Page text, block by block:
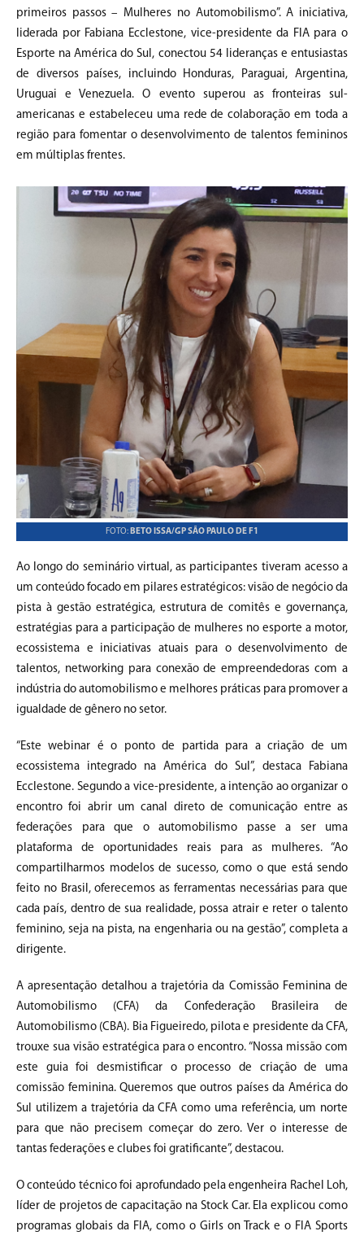
primeiros passos – Mulheres no Automobilismo”. A iniciativa,
liderada por Fabiana Ecclestone, vice-presidente da FIA para o
Esporte na América do Sul, conectou 54 lideranças e entusiastas
de diversos países, incluindo Honduras, Paraguai, Argentina,
Uruguai e Venezuela. O evento superou as fronteiras sul-
americanas e estabeleceu uma rede de colaboração em toda a
região para fomentar o desenvolvimento de talentos femininos
em múltiplas frentes.
FOTO: BETO ISSA/GP SÃO PAULO DE F1
Ao longo do seminário virtual, as participantes tiveram acesso a
um conteúdo focado em pilares estratégicos: visão de negócio da
pista à gestão estratégica, estrutura de comitês e governança,
estratégias para a participação de mulheres no esporte a motor,
ecossistema e iniciativas atuais para o desenvolvimento de
talentos, networking para conexão de empreendedoras com a
indústria do automobilismo e melhores práticas para promover a
igualdade de gênero no setor.
“Este webinar é o ponto de partida para a criação de um
ecossistema integrado na América do Sul”, destaca Fabiana
Ecclestone. Segundo a vice-presidente, a intenção ao organizar o
encontro foi abrir um canal direto de comunicação entre as
federações para que o automobilismo passe a ser uma
plataforma de oportunidades reais para as mulheres. “Ao
compartilharmos modelos de sucesso, como o que está sendo
feito no Brasil, oferecemos as ferramentas necessárias para que
cada país, dentro de sua realidade, possa atrair e reter o talento
feminino, seja na pista, na engenharia ou na gestão”, completa a
dirigente.
A apresentação detalhou a trajetória da Comissão Feminina de
Automobilismo (CFA) da Confederação Brasileira de
Automobilismo (CBA). Bia Figueiredo, pilota e presidente da CFA,
trouxe sua visão estratégica para o encontro. “Nossa missão com
este guia foi desmistificar o processo de criação de uma
comissão feminina. Queremos que outros países da América do
Sul utilizem a trajetória da CFA como uma referência, um norte
para que não precisem começar do zero. Ver o interesse de
tantas federações e clubes foi gratificante”, destacou.
O conteúdo técnico foi aprofundado pela engenheira Rachel Loh,
líder de projetos de capacitação na Stock Car. Ela explicou como
programas globais da FIA, como o Girls on Track e o FIA Sports